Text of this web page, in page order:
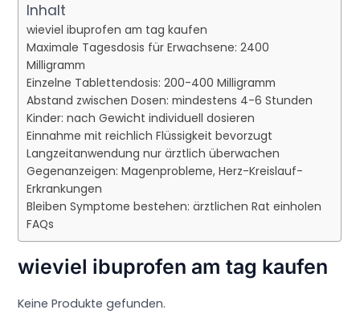
Inhalt
wieviel ibuprofen am tag kaufen
Maximale Tagesdosis für Erwachsene: 2400
Milligramm
Einzelne Tablettendosis: 200-400 Milligramm
Abstand zwischen Dosen: mindestens 4-6 Stunden
Kinder: nach Gewicht individuell dosieren
Einnahme mit reichlich Flüssigkeit bevorzugt
Langzeitanwendung nur ärztlich überwachen
Gegenanzeigen: Magenprobleme, Herz-Kreislauf-
Erkrankungen
Bleiben Symptome bestehen: ärztlichen Rat einholen
FAQs
wieviel ibuprofen am tag kaufen
Keine Produkte gefunden.